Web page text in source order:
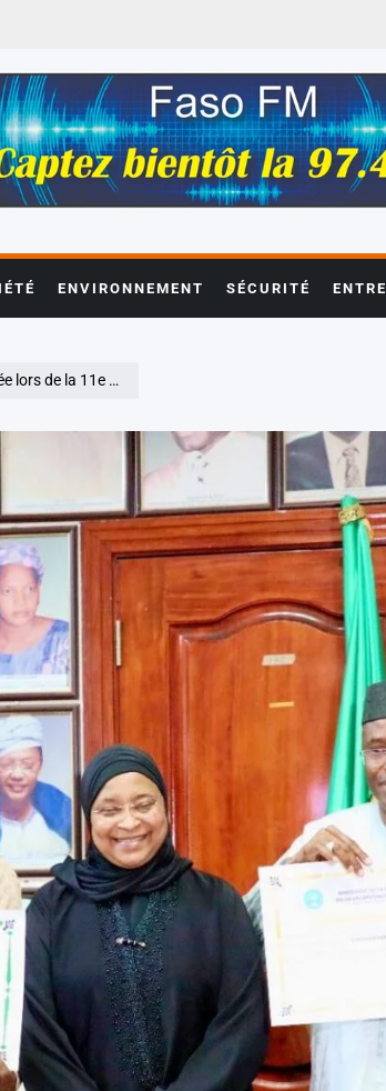
ENVIRONNEMENT SÉCURITÉ
lauréats hospitaliers .